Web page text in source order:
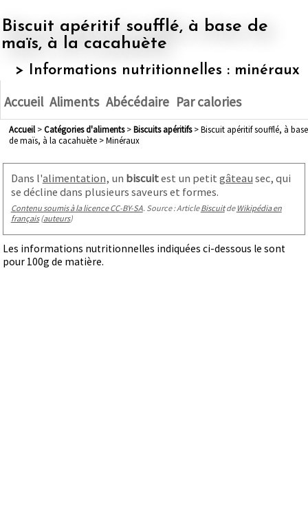
Biscuit apéritif soufflé, à base de
maïs, à la cacahuète
> Informations nutritionnelles : minéraux
Accueil Aliments Abécédaire Par calories
Accueil> Catégories d'aliments> biscuits apéritifs> Biscuit apéritif soufflé, à base
de maïs, à la cacahuète > Minéraux
Dans l'alimentation, un biscuitest un petit gâteau sec, qui
se décline dans plusieurs saveurs et formes.
Contenu soumis à la licence CC-BY-SA. Source : ArticleBiscuitde Wikipédia en
français(auteurs)
Les informations nutritionnelles indiquées ci-dessous le sont
pour 100g de matière.